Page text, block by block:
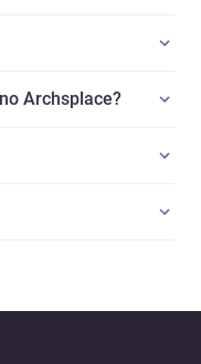
Archsplace?